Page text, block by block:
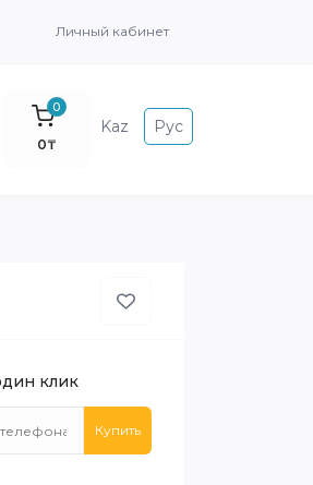
Личный кабинет
0
0₸
Kaz Рус
клик
Купить